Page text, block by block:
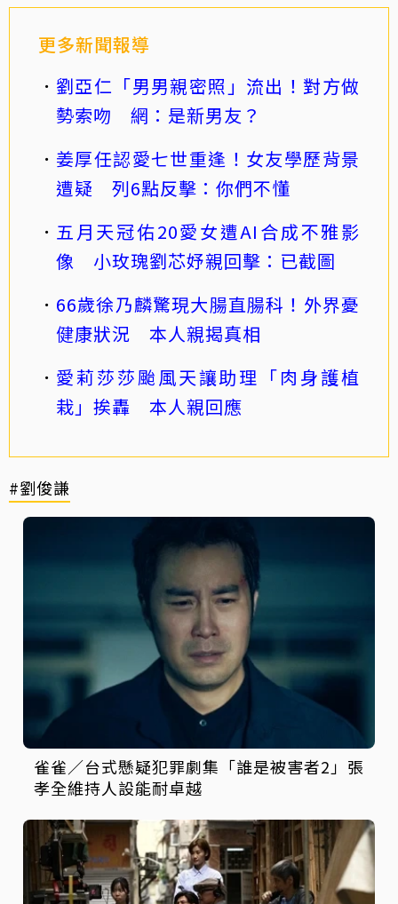
更多新聞報導
劉亞仁「男男親密照」流出！對方做
勢索吻 網：是新男友？
姜厚任認愛七世重逢！女友學歷背景
遭疑 列6點反擊：你們不懂
五月天冠佑20愛女遭AI合成不雅影
像 小玫瑰劉芯妤親回擊：已截圖
66歲徐乃麟驚現大腸直腸科！外界憂
健康狀況 本人親揭真相
愛莉莎莎颱風天讓助理「肉身護植
栽」挨轟 本人親回應
#劉俊謙
雀雀／台式懸疑犯罪劇集「誰是被害者2」張
孝全維持人設能耐卓越